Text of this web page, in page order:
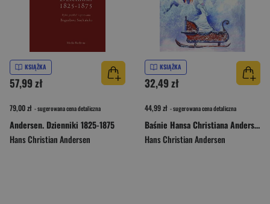
KSIĄŻKA
57,99 zł
79,00 zł - sugerowana cena detaliczna
Andersen. Dzienniki 1825-1875
Hans Christian Andersen
KSIĄŻKA
32,49 zł
44,99 zł - sugerowana cena detaliczna
Baśnie Hansa Christiana Andersena
Hans Christian Andersen